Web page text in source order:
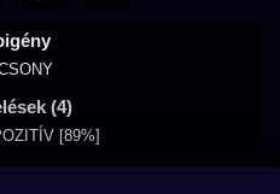
(4)
[89%]